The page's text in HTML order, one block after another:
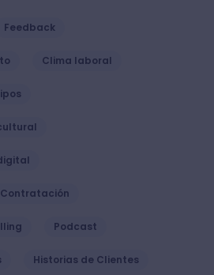
Feedback
Clima laboral
Podcast
Historias de Clientes